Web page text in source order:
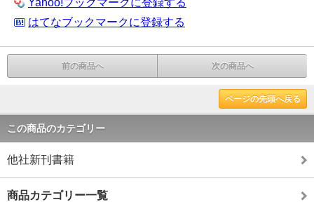
Yahoo!ブックマークに登録する
はてなブックマークに登録する
前の商品へ 次の商品へ
ページの先頭へ戻る
この商品のカテゴリー
他社新刊書籍
商品カテゴリー一覧